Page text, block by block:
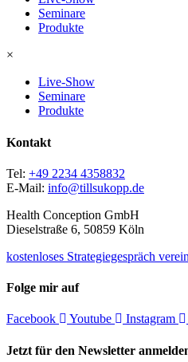
Seminare
Produkte
×
Live-Show
Seminare
Produkte
Kontakt
Tel: +49 2234 4358832
E-Mail: info@tillsukopp.de
Health Conception GmbH
Dieselstraße 6, 50859 Köln
kostenloses Strategiegespräch
Folge mir auf
Facebook Youtube Instagram
Jetzt für den Newsletter